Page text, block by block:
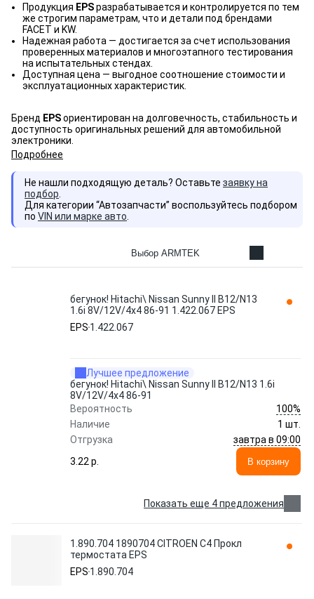
Продукция EPSразрабатывается и контролируется по тем
же строгим параметрам, что и детали под брендами
FACET и KW.
Надежная работа — достигается за счет использования
проверенных материалов и многоэтапного тестирования
на испытательных стендах.
Доступная цена — выгодное соотношение стоимости и
эксплуатационных характеристик.
Бренд EPSориентирован на долговечность, стабильность и
доступность оригинальных решений для автомобильной
электроники.
Подробнее
Не нашли подходящую деталь? Оставьте заявку на
подбор
Для категории “Автозапчасти” воспользуйтесь подбором
по VIN или марке авто
Выбор ARMTEK
бегунок! Hitachi\ Nissan Sunny II B12/N13
1.6i 8V/12V/4x4 86-91 1.422.067 EPS
EPS 1.422.067
Лучшее предложение
бегунок! Hitachi\ Nissan Sunny II B12/N13 1.6i
8V/12V/4x4 86-91
Вероятность
100%
Наличие
1 шт.
Отгрузка
завтра в 09:00
3.22 p.
В корзину
Показать еще 4 предложения
1.890.704 1890704 CITROEN C4 Прокл
термостата EPS
EPS 1.890.704